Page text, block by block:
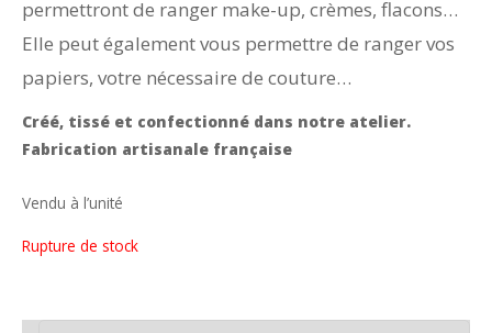
permettront de ranger make-up, crèmes, flacons…
Elle peut également vous permettre de ranger vos
papiers, votre nécessaire de couture…
Créé, tissé et confectionné dans notre atelier.
Fabrication artisanale française
Vendu à l’unité
Rupture de stock